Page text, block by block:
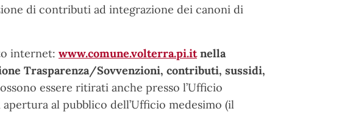
di contributi ad integrazione dei canoni di
internet: www.comune.volterra.pi.it nella
Trasparenza/Sovvenzioni, contributi, sussidi,
essere ritirati anche presso l’Ufficio
al pubblico dell’Ufficio medesimo (il